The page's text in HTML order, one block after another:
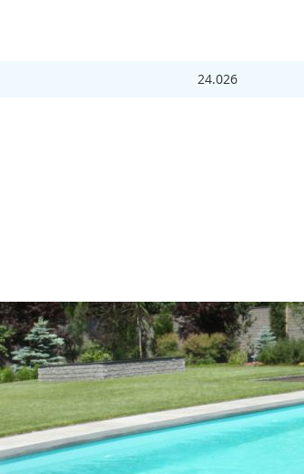
24.026